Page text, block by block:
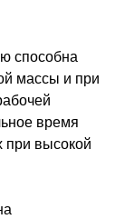
способна
массы и при
время
при высокой